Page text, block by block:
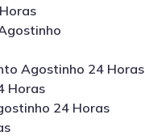
Agostinho 24 Horas
Horas
24 Horas